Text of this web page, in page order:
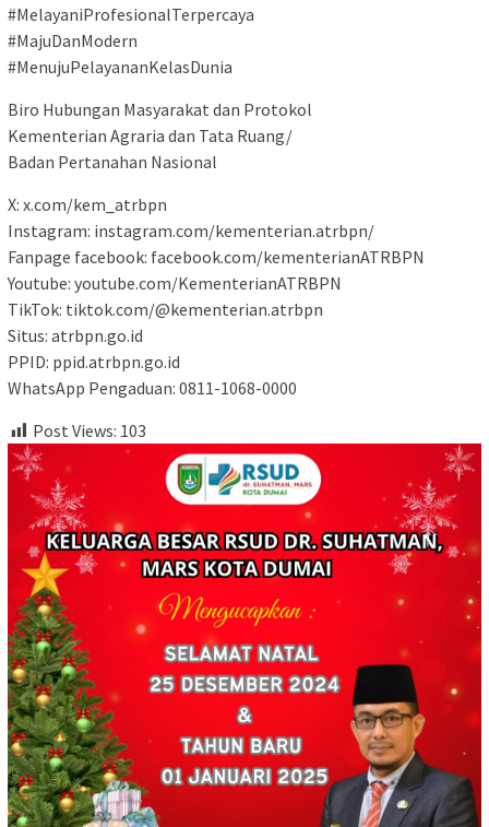
#MelayaniProfesionalTerpercaya
#MajuDanModern
#MenujuPelayananKelasDunia
Biro Hubungan Masyarakat dan Protokol
Kementerian Agraria dan Tata Ruang/
Badan Pertanahan Nasional
X: x.com/kem_atrbpn
Instagram: instagram.com/kementerian.atrbpn/
Fanpage facebook: facebook.com/kementerianATRBPN
Youtube: youtube.com/KementerianATRBPN
TikTok: tiktok.com/@kementerian.atrbpn
Situs: atrbpn.go.id
PPID: ppid.atrbpn.go.id
WhatsApp Pengaduan: 0811-1068-0000
Post Views: 103